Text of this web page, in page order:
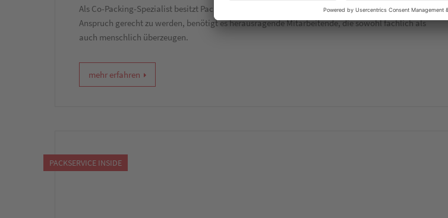
Als Co-Packing-Spezialist besitzt Packservice einen hohen Qualitätsanspruch. Um diesem
Anspruch gerecht zu werden, benötigt es herausragende Mitarbeitende, die sowohl fachlich als
auch menschlich überzeugen.
mehr erfahren
PACKSERVICE INSIDE